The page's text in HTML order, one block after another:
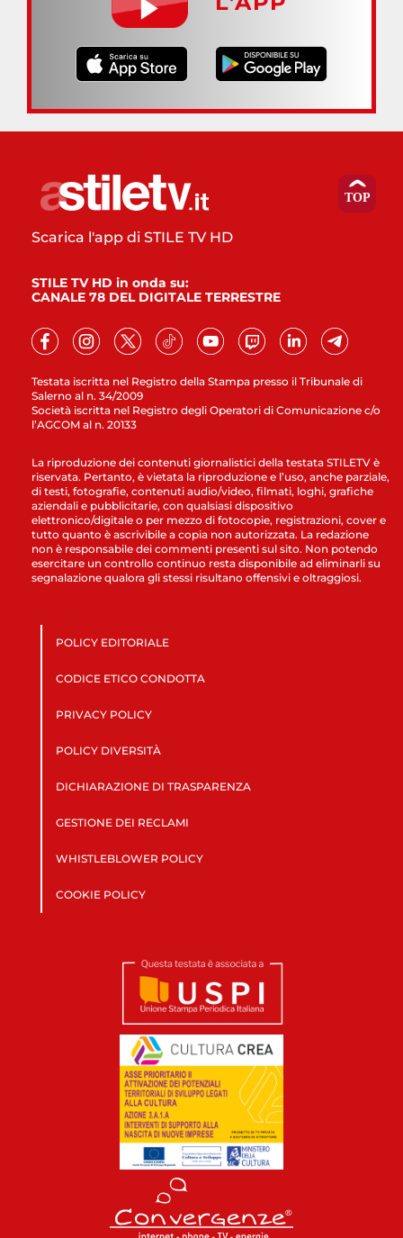
Testata iscritta nel Registro della Stampa presso il Tribunale di
Salerno al n. 34/2009
Società iscritta nel Registro degli Operatori di Comunicazione c/o
l’AGCOM al n. 20133
Scarica l'app di STILE TV HD
STILE TV HD in onda su:
CANALE 78 DEL DIGITALE TERRESTRE
La riproduzione dei contenuti giornalistici della testata STILETV è
riservata. Pertanto, è vietata la riproduzione e l’uso, anche parziale,
di testi, fotografie, contenuti audio/video, filmati, loghi, grafiche
aziendali e pubblicitarie, con qualsiasi dispositivo
elettronico/digitale o per mezzo di fotocopie, registrazioni, cover e
tutto quanto è ascrivibile a copia non autorizzata. La redazione
non è responsabile dei commenti presenti sul sito. Non potendo
esercitare un controllo continuo resta disponibile ad eliminarli su
segnalazione qualora gli stessi risultano offensivi e oltraggiosi.
POLICY EDITORIALE
CODICE ETICO CONDOTTA
PRIVACY POLICY
POLICY DIVERSITÀ
DICHIARAZIONE DI TRASPARENZA
GESTIONE DEI RECLAMI
WHISTLEBLOWER POLICY
COOKIE POLICY